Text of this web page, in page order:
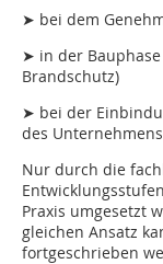
➤ bei dem
➤ in der
Brandschutz)
➤ bei der
des Unternehmens
Nur durch die
Praxis umgesetzt
gleichen Ansatz
fortgeschrieben